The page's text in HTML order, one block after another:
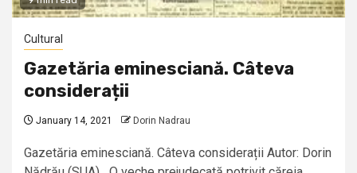
Cultural
Gazetăria eminesciană. Câteva
considerații
January 14, 2021 Dorin Nadrau
Gazetăria eminesciană. Câteva considerații Autor: Dorin